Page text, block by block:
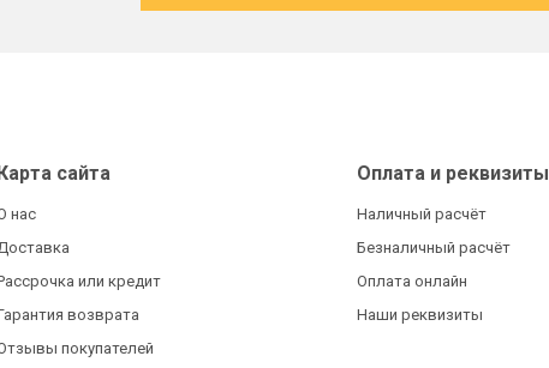
сайта
нас
или кредит
возврата
покупателей
Оплата и реквизиты
Наличный расчёт
Безналичный расчёт
Оплата онлайн
Наши реквизиты